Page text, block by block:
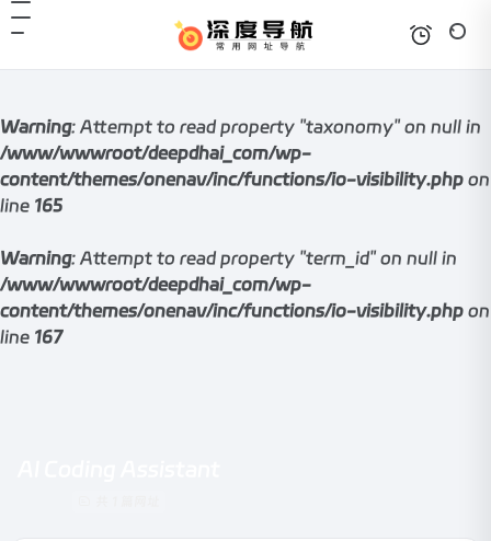
Warning: Attempt to read property "taxonomy" on null in
/www/wwwroot/deepdhai_com/wp-
content/themes/onenav/inc/functions/io-visibility.php on
line 165
Warning: Attempt to read property "term_id" on null in
/www/wwwroot/deepdhai_com/wp-
content/themes/onenav/inc/functions/io-visibility.php on
line 167